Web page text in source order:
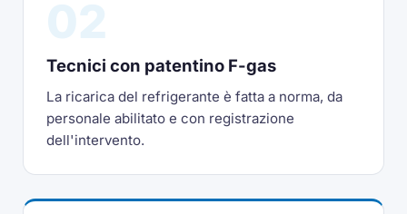
Tecnici con patentino F-gas
La ricarica del refrigerante è fatta a norma, da
personale abilitato e con registrazione
dell'intervento.